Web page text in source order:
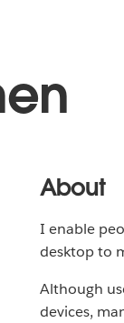
About
I enable
desktop to
Although
devices,